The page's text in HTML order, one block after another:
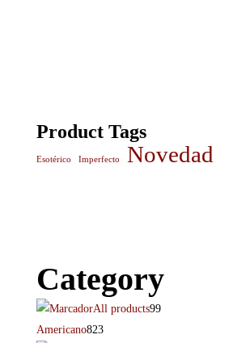
Product Tags
Esotérico Imperfecto Novedad
Category
All products99
Americano823